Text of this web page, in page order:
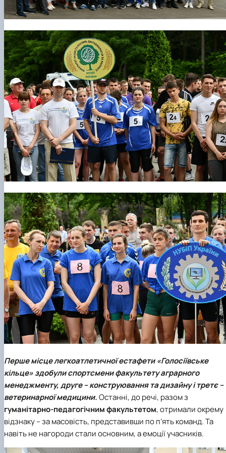
Перше місцелегкоатлетичної естафети«Голосіївське
кільце»здобули спортсменифакультету аграрного
менеджменту,друге–конструювання та дизайнуітретє–
ветеринарної медицини.Останні, до речі, разом з
гуманітарно-педагогічним факультетом, отримали окрему
відзнаку – за масовість, представивши по п’ять команд. Та
навіть не нагороди стали основним, а емоції учасників.